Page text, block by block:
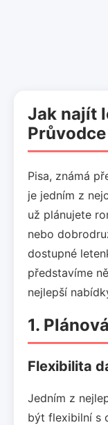
Jak najít
Pisa, známá
je jedním z
už plánujete
nebo
dostupné
představíme
nejlepší
1.
Flexibilita
Jedním z
být flexibilní s